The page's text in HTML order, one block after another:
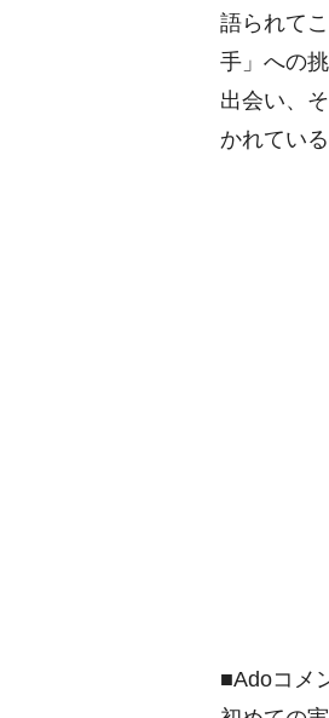
語られて
手」への
出会い、
かれている
■Adoコメ